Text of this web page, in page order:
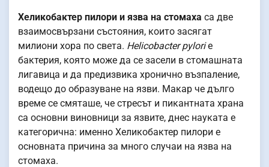
Хеликобактер пилори и язва на стомаха са две
взаимосвързани състояния, които засягат
милиони хора по света. Helicobacter pyloriе
бактерия, която може да се засели в стомашната
лигавица и да предизвика хронично възпаление,
водещо до образуване на язви. Макар че дълго
време се смяташе, че стресът и пикантната храна
са основни виновници за язвите, днес науката е
категорична: именно Хеликобактер пилори е
основната причина за много случаи на язва на
стомаха.